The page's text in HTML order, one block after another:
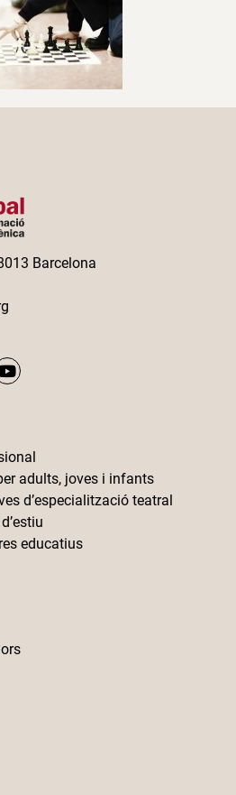
Barcelona
adults, joves i infants
d’especialització teatral
educatius